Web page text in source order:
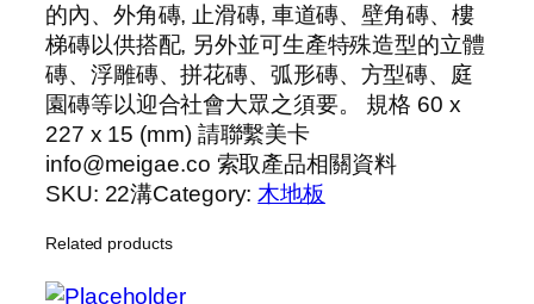
的內、外角磚, 止滑磚, 車道磚、壁角磚、樓
梯磚以供搭配, 另外並可生產特殊造型的立體
磚、浮雕磚、拼花磚、弧形磚、方型磚、庭
園磚等以迎合社會大眾之須要。 規格 60 x
227 x 15 (mm) 請聯繫美卡
info@meigae.co 索取產品相關資料
SKU: 22溝Category: 木地板
Related products